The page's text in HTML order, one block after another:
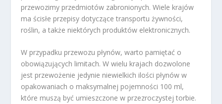
przewozimy przedmiotów zabronionych. Wiele krajów
ma ścisłe przepisy dotyczące transportu żywności,
roślin, a także niektórych produktów elektronicznych.
W przypadku przewozu płynów, warto pamiętać o
obowiązujących limitach. W wielu krajach dozwolone
jest przewożenie jedynie niewielkich ilości płynów w
opakowaniach o maksymalnej pojemności 100 ml,
które muszą być umieszczone w przezroczystej torbie.